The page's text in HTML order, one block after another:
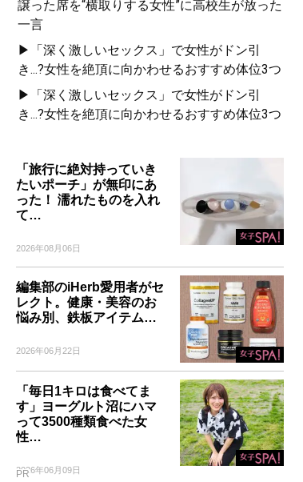
譲った席を“横取りする女性”に高校生が放った
一言
▶「深く激しいセックス」で女性がドン引
き...?女性を絶頂に向かわせるおすすめ体位3つ
▶「深く激しいセックス」で女性がドン引
き...?女性を絶頂に向かわせるおすすめ体位3つ
「旅行に絶対持っていき
たいポーチ」が無印にあ
った！ 濡れたものを入れ
て…
2026年08月06日
編集部のiHerb愛用者がセ
レクト。健康・美容のお
悩み別、鉄板アイテム…
2026年06月22日
「毎日1キロは食べてま
す」ヨーグルト沼にハマ
って3500種類食べた女
性…
2026年06月09日
PR